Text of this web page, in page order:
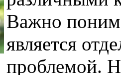
Важно
является
проблемой.